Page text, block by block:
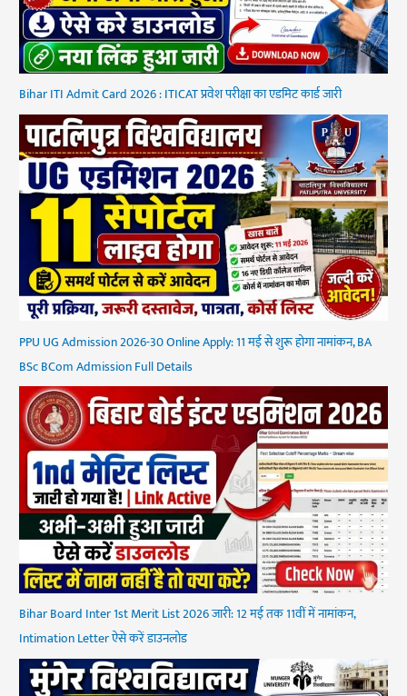
Bihar ITI Admit Card 2026 : ITICAT प्रवेश परीक्षा का एडमिट कार्ड जारी
PPU UG Admission 2026-30 Online Apply: 11 मई से शुरू होगा नामांकन, BA
BSc BCom Admission Full Details
Bihar Board Inter 1st Merit List 2026 जारी: 12 मई तक 11वीं में नामांकन,
Intimation Letter ऐसे करें डाउनलोड